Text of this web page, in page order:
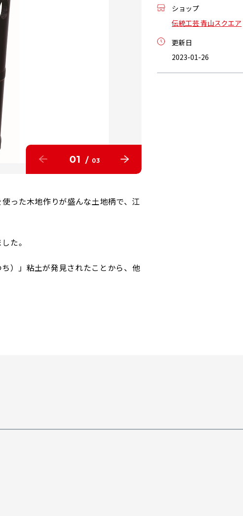
01 / 03
ショップ
伝統工芸 青山スクエア
更新日
2023-01-26
った木地作りが盛んな土地柄で、江
た。
）」粘土が発見されたことから、他